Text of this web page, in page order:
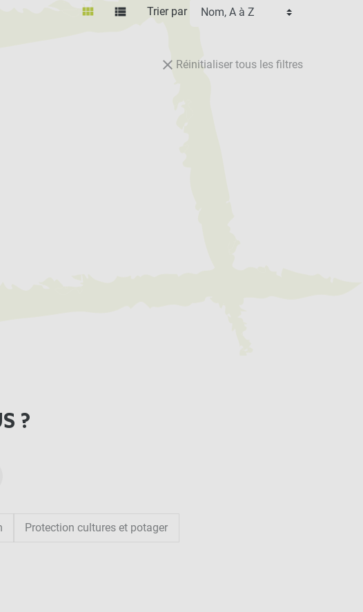
view_module view_list Trier par
close Réinitialiser tous les filtres
?
Protection cultures et potager